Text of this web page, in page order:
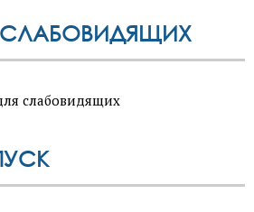
СЛАБОВИДЯЩИХ
слабовидящих